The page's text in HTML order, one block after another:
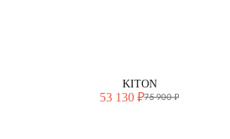
KITON
53 130 ₽75 900 ₽